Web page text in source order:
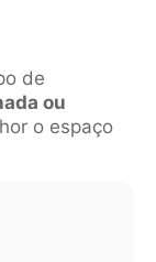
de
ou
o espaço